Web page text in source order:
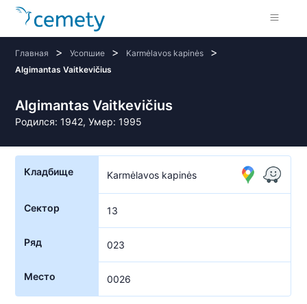
Главная > Усопшие > Karmėlavos kapinės >
Algimantas Vaitkevičius
Algimantas Vaitkevičius
Родился: 1942, Умер: 1995
Кладбище Karmėlavos kapinės
Сектор 13
Ряд 023
Место 0026